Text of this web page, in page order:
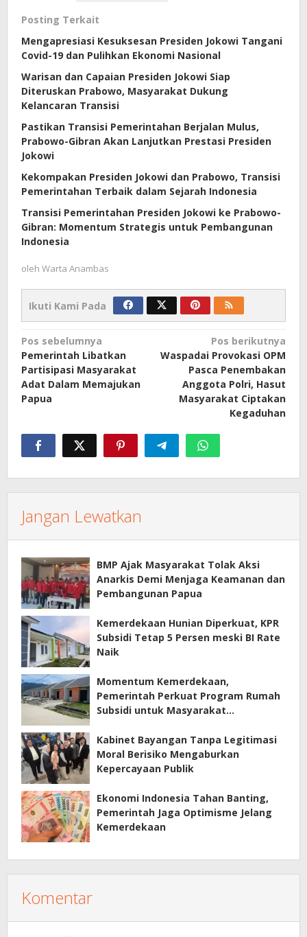
Posting Terkait
Mengapresiasi Kesuksesan Presiden Jokowi Tangani
Covid-19 dan Pulihkan Ekonomi Nasional
Warisan dan Capaian Presiden Jokowi Siap
Diteruskan Prabowo, Masyarakat Dukung
Kelancaran Transisi
Pastikan Transisi Pemerintahan Berjalan Mulus,
Prabowo-Gibran Akan Lanjutkan Prestasi Presiden
Jokowi
Kekompakan Presiden Jokowi dan Prabowo, Transisi
Pemerintahan Terbaik dalam Sejarah Indonesia
Transisi Pemerintahan Presiden Jokowi ke Prabowo-
Gibran: Momentum Strategis untuk Pembangunan
Indonesia
oleh Warta Anambas
Ikuti Kami Pada
Navigasi
pos
Pos sebelumnya
Pemerintah Libatkan
Partisipasi Masyarakat
Adat Dalam Memajukan
Papua
Pos berikutnya
Waspadai Provokasi OPM
Pasca Penembakan
Anggota Polri, Hasut
Masyarakat Ciptakan
Kegaduhan
Jangan Lewatkan
BMP Ajak Masyarakat Tolak Aksi
Anarkis Demi Menjaga Keamanan dan
Pembangunan Papua
Kemerdekaan Hunian Diperkuat, KPR
Subsidi Tetap 5 Persen meski BI Rate
Naik
Momentum Kemerdekaan,
Pemerintah Perkuat Program Rumah
Subsidi untuk Masyarakat
Kabinet Bayangan Tanpa Legitimasi
Moral Berisiko Mengaburkan
Kepercayaan Publik
Ekonomi Indonesia Tahan Banting,
Pemerintah Jaga Optimisme Jelang
Kemerdekaan
Komentar